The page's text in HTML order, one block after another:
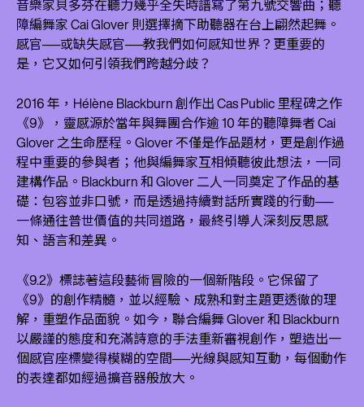
音樂家貝多芬在聽力幾乎全失時譜寫了第九號交響曲；聽
障編舞家 Cai Glover 則選擇摘下助聽器在台上翩然起舞。
感官──或缺失感官──教我們如何感知世界？更重要的
是，它又如何引領我們跨越分歧？
2016 年，Hélène Blackburn 創作出 Cas Public 里程碑之作
《9》，靈感源於當年與舞團合作逾 10 年的聽障舞者 Cai
Glover 之生命歷程。Glover 不僅是作品題材，更是創作過
程中重要的參與者；他與編舞家互相傾聽彼此想法，一同
建構作品。Blackburn 和 Glover 二人一同奠定了作品的基
礎：包容並非口號，而是透過持續對話所實踐的行動──
一條通往普世價值的共同道路，最終引導人深刻反思感
知、語言和差異。
《9.2》標誌著這段藝術冒險的一個新階段。它保留了
《9》的創作精髓，並以經驗、成熟和對主題更透徹的理
解，重塑作品面貌。如今，聯合編舞 Glover 和 Blackburn
以嚴謹的態度和充滿詩意的手法重新審視創作，塑造出一
個感官座標變得模糊的空間──光線與感知互動，每個動作
的表達都如經過擴音器般放大。